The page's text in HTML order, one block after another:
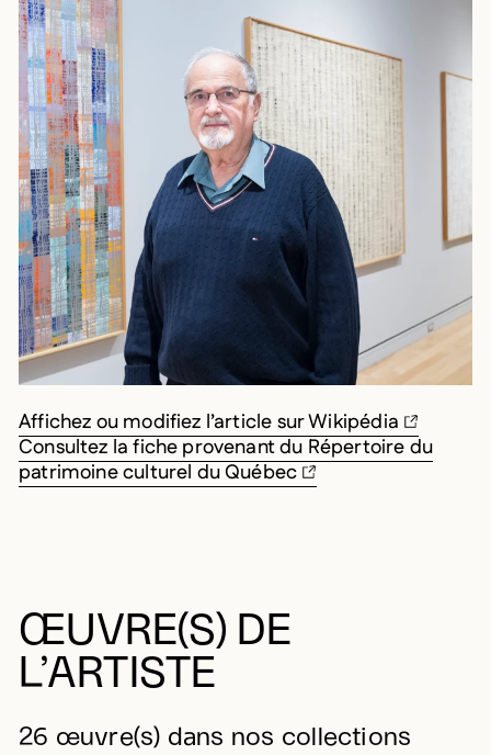
Affichez ou modifiez l’article sur Wikipédia
Consultez la fiche provenant du Répertoire du
patrimoine culturel du Québec
ŒUVRE(S) DE
L’ARTISTE
26 œuvre(s) dans nos collections